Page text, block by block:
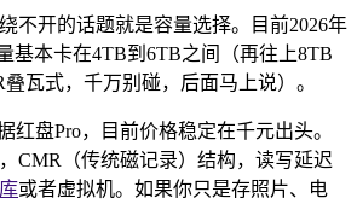
不开的话题就是容量选择。目前2026年
基本卡在4TB到6TB之间（再往上8TB
瓦式，千万别碰，后面马上说）。
红盘Pro，目前价格稳定在千元出头。
CMR（传统磁记录）结构，读写延迟
或者虚拟机。如果你只是存照片、电